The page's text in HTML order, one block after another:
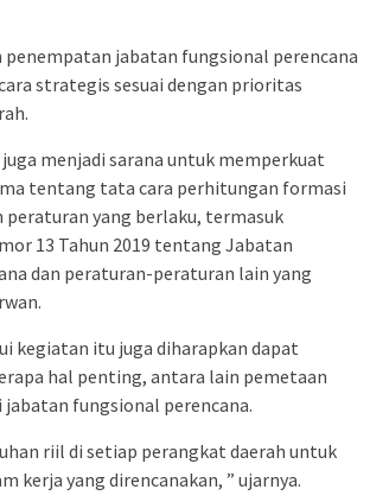
jabatan fungsional perencana
strategis sesuai dengan prioritas
menjadi sarana untuk memperkuat
tentang tata cara perhitungan formasi
peraturan yang berlaku, termasuk
13 Tahun 2019 tentang Jabatan
dan peraturan-peraturan lain yang
kegiatan itu juga diharapkan dapat
hal penting, antara lain pemetaan
fungsional perencana.
riil di setiap perangkat daerah untuk
kerja yang direncanakan, ” ujarnya.